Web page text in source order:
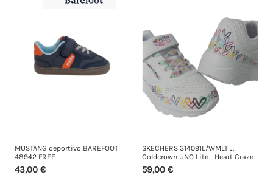
MUSTANG deportivo BAREFOOT
48942 FREE
43,00 €
SKECHERS 314091L/WMLT J.
Goldcrown UNO Lite - Heart Craze
59,00 €